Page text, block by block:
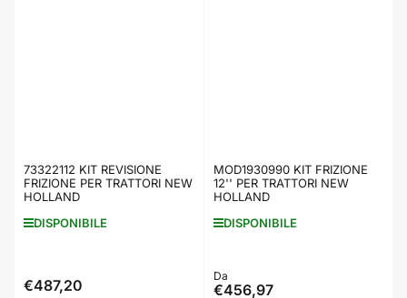
73322112 KIT REVISIONE
FRIZIONE PER TRATTORI NEW
HOLLAND
DISPONIBILE
Prezzo
€487,20
MOD1930990 KIT FRIZIONE
12'' PER TRATTORI NEW
HOLLAND
DISPONIBILE
Prezzo
Da
€456,97